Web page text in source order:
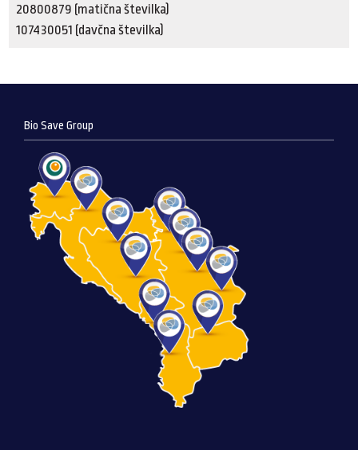
20800879 (matična številka)
107430051 (davčna številka)
Bio Save Group